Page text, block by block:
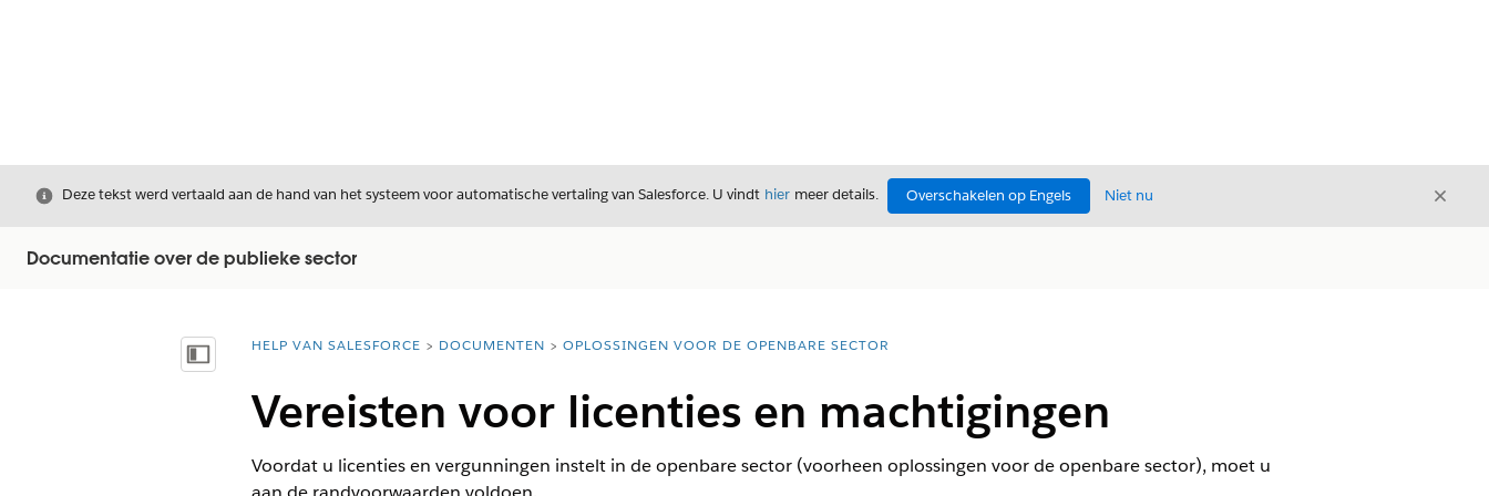
Sluiten
Deze tekst werd vertaald aan de hand van het systeem voor automatische vertaling van Salesforce. U vindt hier meer details. Overschakelen op Engels Niet nu Sluiten
Documentatie over de publieke sector
Inhoudsopgave weergeven
U bent hier:
HELP VAN SALESFORCE DOCUMENTEN OPLOSSINGEN VOOR DE OPENBARE SECTOR
Vereisten voor licenties en machtigingen
Voordat u licenties en vergunningen instelt in de openbare sector (voorheen oplossingen voor de openbare sector), moet u